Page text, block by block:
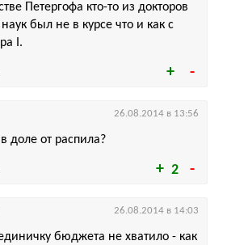
Петергофа кто-то из докторов
был не в курсе что и как с
I.
2
доле от распила?
26.08.2014 в 13:56
бюджета не хватило - как
26.08.2014 в 14:03